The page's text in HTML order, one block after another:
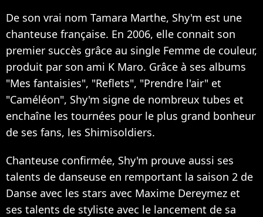
De son vrai nom Tamara Marthe, Shy'm est une
chanteuse française. En 2006, elle connait son
premier succès grâce au single Femme de couleur,
produit par son ami K Maro. Grâce à ses albums
"Mes fantaisies", "Reflets", "Prendre l'air" et
"Caméléon", Shy'm signe de nombreux tubes et
enchaîne les tournées pour le plus grand bonheur
de ses fans, les Shimisoldiers.
Chanteuse confirmée, Shy'm prouve aussi ses
talents de danseuse en remportant la saison 2 de
Danse avec les stars avec Maxime Dereymez et
ses talents de styliste avec le lancement de sa